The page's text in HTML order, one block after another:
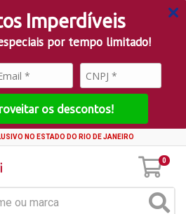
Imperdíveis
por tempo limitado!
os descontos!
NO ESTADO DO RIO DE JANEIRO
0